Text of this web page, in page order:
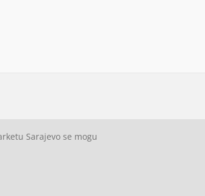
Sarajevo se mogu